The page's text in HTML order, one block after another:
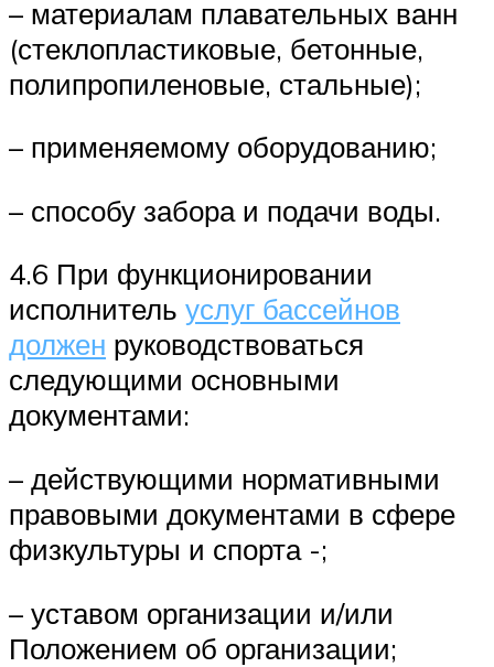
– материалам плавательных ванн
(стеклопластиковые, бетонные,
полипропиленовые, стальные);
– применяемому оборудованию;
– способу забора и подачи воды.
4.6 При функционировании
исполнитель услуг бассейнов
должен руководствоваться
следующими основными
документами:
– действующими нормативными
правовыми документами в сфере
физкультуры и спорта -;
– уставом организации и/или
Положением об организации;